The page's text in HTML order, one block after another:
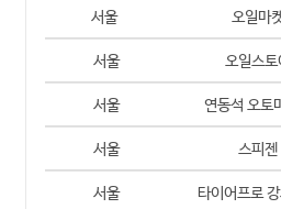
서울 오일마
서울 오일스
서울 연동석 오토
서울 스피젠
서울 타이어프로